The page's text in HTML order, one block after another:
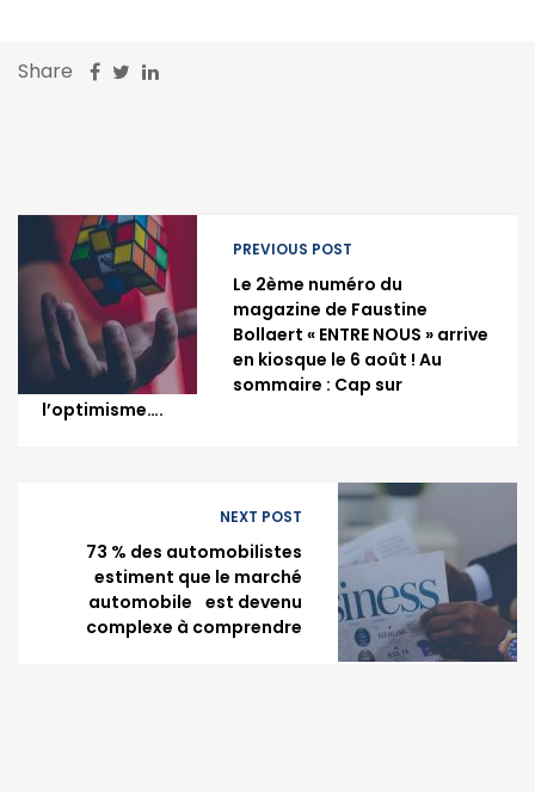
Share
PREVIOUS POST
Le 2ème numéro du
magazine de Faustine
Bollaert « ENTRE NOUS » arrive
en kiosque le 6 août ! Au
sommaire : Cap sur
l’optimisme….
NEXT POST
73 % des automobilistes
estiment que le marché
automobile est devenu
complexe à comprendre